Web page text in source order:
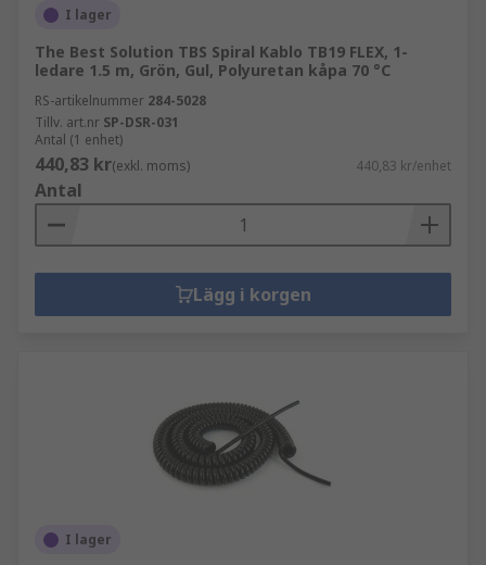
I lager
The Best Solution TBS Spiral Kablo TB19 FLEX, 1-
ledare 1.5 m, Grön, Gul, Polyuretan kåpa 70 °C
RS-artikelnummer 284-5028
Tillv. art.nr SP-DSR-031
Antal (1 enhet)
440,83 kr(exkl. moms) 440,83 kr/enhet
Antal
Lägg i korgen
I lager